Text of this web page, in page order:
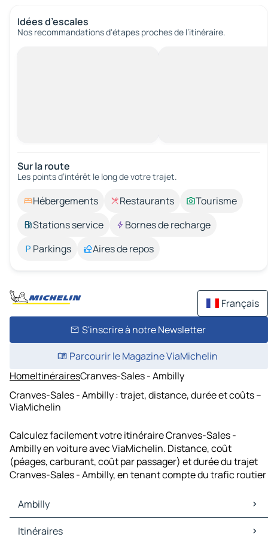
Idées d’escales
Nos recommandations d'étapes proches de l’itinéraire.
Sur la route
Les points d’intérêt le long de votre trajet.
Hébergements Restaurants
Tourisme
Stations service
Bornes de recharge
Parkings
Aires de repos
Français
S'inscrire à notre Newsletter
Parcourir le Magazine ViaMichelin
HomeItinérairesCranves-Sales - Ambilly
Cranves-Sales - Ambilly : trajet, distance, durée et coûts –
ViaMichelin
Calculez facilement votre itinéraire Cranves-Sales -
Ambilly en voiture avec ViaMichelin. Distance, coût
(péages, carburant, coût par passager) et durée du trajet
Cranves-Sales - Ambilly, en tenant compte du trafic routier
Ambilly
Ambilly Cartes et plans
Itinéraires